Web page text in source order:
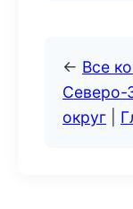
← Все
Северо-
округ